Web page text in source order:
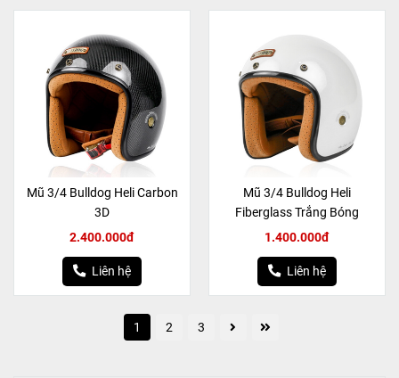
Mũ 3/4 Bulldog Heli Carbon
3D
2.400.000đ
Liên hệ
Mũ 3/4 Bulldog Heli
Fiberglass Trắng Bóng
1.400.000đ
Liên hệ
1 2 3